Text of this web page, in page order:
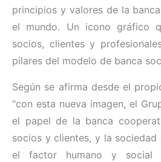
principios y valores de la
el mundo. Un icono gráfico
socios, clientes y
pilares del modelo de banca
Según se afirma desde el
“con esta nueva imagen, el
el papel de la banca
socios y clientes, y la sociedad
el factor humano y social